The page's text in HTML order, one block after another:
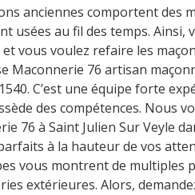
anciennes comportent des
usées au fil des temps. Ainsi,
vous voulez refaire les
Maconnerie 76 artisan
C’est une équipe forte
des compétences. Nous
76 à Saint Julien Sur Veyle
à la hauteur de vos
vous montrent de multiples
extérieures. Alors,